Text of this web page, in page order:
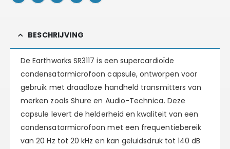
BESCHRIJVING
De Earthworks SR3117 is een supercardioïde
condensatormicrofoon capsule, ontworpen voor
gebruik met draadloze handheld transmitters van
merken zoals Shure en Audio-Technica. Deze
capsule levert de helderheid en kwaliteit van een
condensatormicrofoon met een frequentiebereik
van 20 Hz tot 20 kHz en kan geluidsdruk tot 140 dB